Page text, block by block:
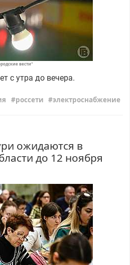
вести"
с утра до вечера.
россети электроснабжение
ожидаются в
до 12 ноября